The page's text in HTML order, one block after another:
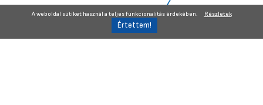
A weboldal sütiket használ a teljes funkcionalitás érdekében. Részletek